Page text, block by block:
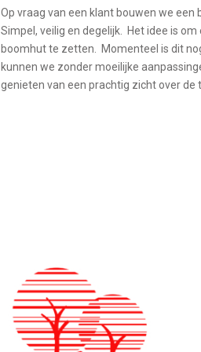
Op vraag van een klant bouwen we een
Simpel, veilig en degelijk. Het idee is
boomhut te zetten. Momenteel is dit
kunnen we zonder moeilijke
genieten van een prachtig zicht over de